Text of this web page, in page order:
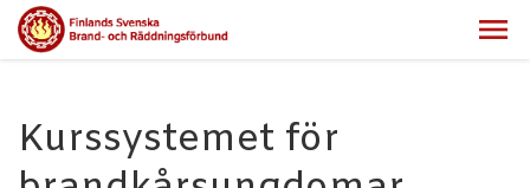
Kurssystemet för